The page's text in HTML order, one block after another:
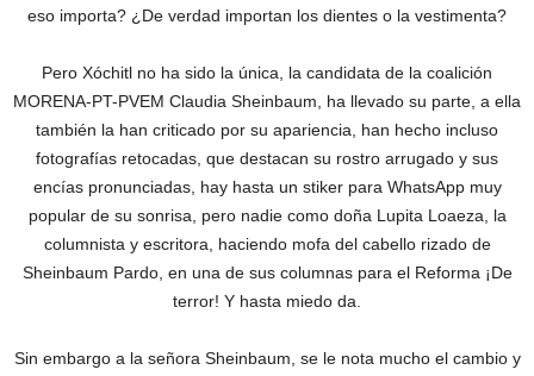
eso importa? ¿De verdad importan los dientes o la vestimenta?
Pero Xóchitl no ha sido la única, la candidata de la coalición
MORENA-PT-PVEM Claudia Sheinbaum, ha llevado su parte, a ella
también la han criticado por su apariencia, han hecho incluso
fotografías retocadas, que destacan su rostro arrugado y sus
encías pronunciadas, hay hasta un stiker para WhatsApp muy
popular de su sonrisa, pero nadie como doña Lupita Loaeza, la
columnista y escritora, haciendo mofa del cabello rizado de
Sheinbaum Pardo, en una de sus columnas para el Reforma ¡De
terror! Y hasta miedo da.
Sin embargo a la señora Sheinbaum, se le nota mucho el cambio y